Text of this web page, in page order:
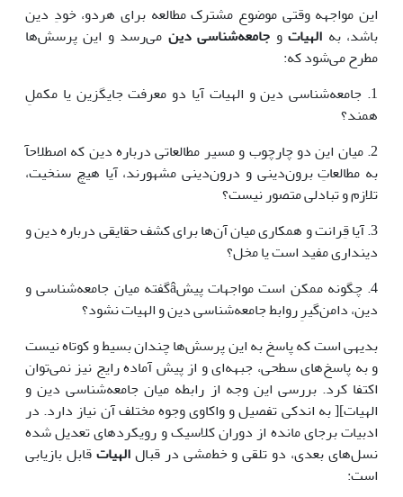
این مواجهه وقتی موضوع مشترک مطالعه برای هردو، خودِ دین
باشد، به الهیاتو جامعه‌شناسی دین می‌رسد و این پرسش‌ها
مطرح می‌شود که:
1. جامعه‌شناسی دین و الهیات آیا دو معرفت جایگزین یا مکملِ
همند؟
2. میان این دو چارچوب و مسیر مطالعاتی درباره دین که اصطلاحآ
به مطالعاتِ برون‌دینی و درون‌دینی مشهورند، آیا هیچ سنخیت،
تلازم و تبادلی متصور نیست؟
3. آیا قِرانت و همکاری میان آن‌ها برای کشف حقایقی درباره دین و
دینداری مفید است یا مخل؟
4. چگونه ممکن است مواجهات پیشâگفته میان جامعه‌شناسی و
دین، دامن‌گیرِ روابط جامعه‌شناسی دین و الهیات نشود؟
بدیهی است که پاسخ به این پرسش‌ها چندان بسیط و کوتاه نیست
و به پاسخ‌های سطحی، جبهه‌ای و از پیش آماده رایج نیز نمی‌توان
اکتفا کرد. بررسی این وجه از رابطه میان جامعه‌شناسی دین و
الهیات][ به اندکی تفصیل و واکاوی وجوه مختلف آن نیاز دارد. در
ادبیات برجای مانده از دوران کلاسیک و رویکردهای تعدیل شده
نسل‌های بعدی، دو تلقی و خط‌مشی در قبالالهیاتقابل بازیابی
است: